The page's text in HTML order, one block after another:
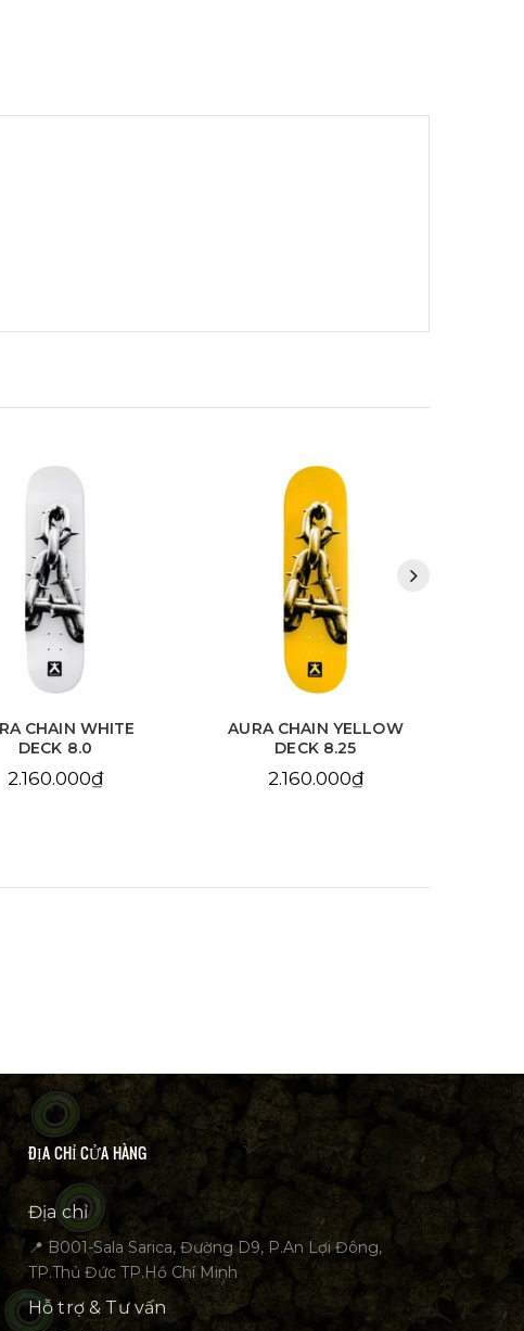
CHAIN WHITE
DECK 8.0
2.160.000₫
AURA CHAIN YELLOW
DECK 8.25
2.160.000₫
ĐỊA CHỈ CỬA HÀNG
Địa chỉ
📍 B001-Sala Sarica, Đường D9, P.An Lợi Đông,
TP.Thủ Đức TP.Hồ Chí Minh
Hỗ trợ & Tư vấn